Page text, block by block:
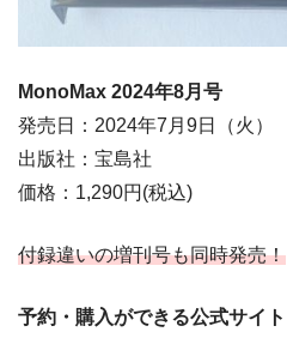
MonoMax 2024年8月 号
発売日：2024年7月9日（火）
出版社：宝島社
価格：1,290円(税込)
付録違いの増刊号も同時発売！
予約・購入ができる公式サイト